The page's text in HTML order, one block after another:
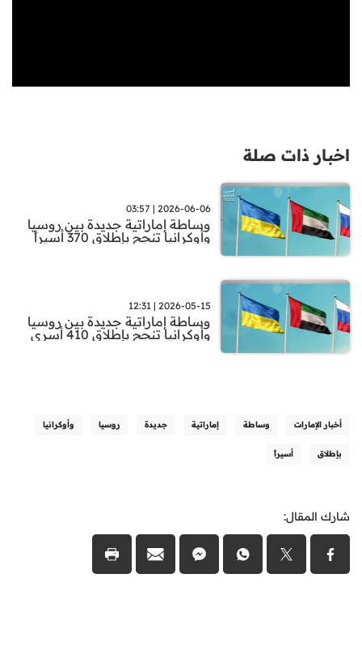
اخبار ذات صلة
2026-06-06 | 03:57
وساطة إماراتية جديدة بين روسيا
وأوكرانيا تنجح بإطلاق 370 أسيراً
2026-05-15 | 12:31
وساطة إماراتية جديدة بين روسيا
وأوكرانيا تنجح بإطلاق 410 أسرى
أخبار الإمارات وساطة إماراتية جديدة روسيا وأوكرانيا
بإطلاق أسيراً
شارك المقال: